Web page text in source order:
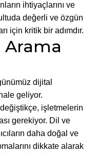
ihtiyaçlarını ve
değerli ve özgün
için kritik bir adımdır.
dijital
geliyor.
değiştikçe, işletmelerin
gerekiyor. Dil ve
daha doğal ve
dikkate alarak